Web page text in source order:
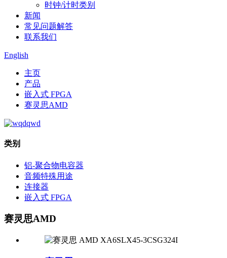
时钟/计时类别
新闻
常见问题解答
联系我们
English
主页
产品
嵌入式 FPGA
赛灵思AMD
类别
铝-聚合物电容器
音频特殊用途
连接器
嵌入式 FPGA
赛灵思AMD